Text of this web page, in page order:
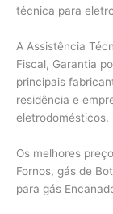
técnica para
A Assistência
Fiscal, Garantia
principais
residência e
eletrodomésticos.
Os melhores
Fornos, gás de
para gás